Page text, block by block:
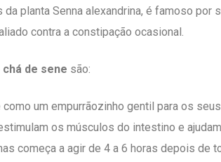
planta Senna alexandrina, é famoso por
contra a constipação ocasional.
chá de sene são:
como um empurrãozinho gentil para os
os músculos do intestino e
começa a agir de 4 a 6 horas depois de